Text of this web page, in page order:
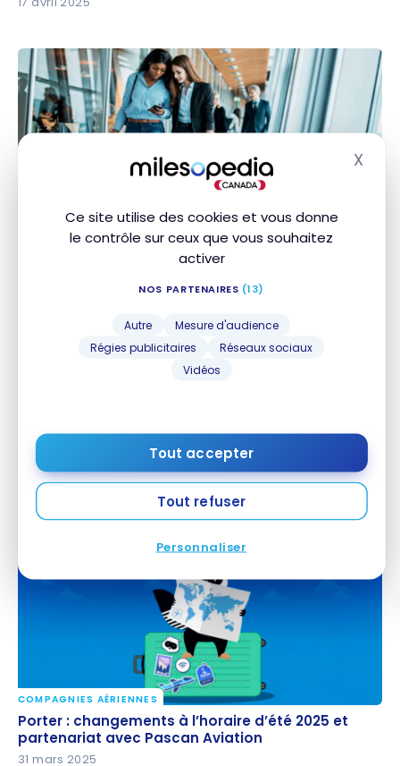
Ce site utilise des cookies et vous donne
le contrôle sur ceux que vous souhaitez
activer
NOS PARTENAIRES (13)
Autre
Mesure d'audience
Régies publicitaires
Réseaux sociaux
Vidéos
Tout accepter
Tout refuser
Personnaliser
X
Guide complet de la Passe pour compagnon Porter
Guide complet de la Passe pour compagnon
VIPorter : Tutoriel pour réserver un billet d’avion
avec les points
TUTORIELS
VIPorter : Tutoriel pour réserver un billet d’avion
avec les points
6 avril 2025
Porter : changements à l’horaire d’été 2025 et
partenariat avec Pascan Aviation
COMPAGNIES AÉRIENNES
Porter : changements à l’horaire d’été 2025 et
partenariat avec Pascan Aviation
31 mars 2025